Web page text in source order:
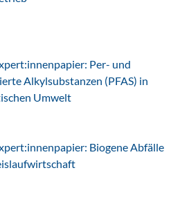
Per- und
Alkylsubstanzen (PFAS) in
Umwelt
Biogene Abfälle